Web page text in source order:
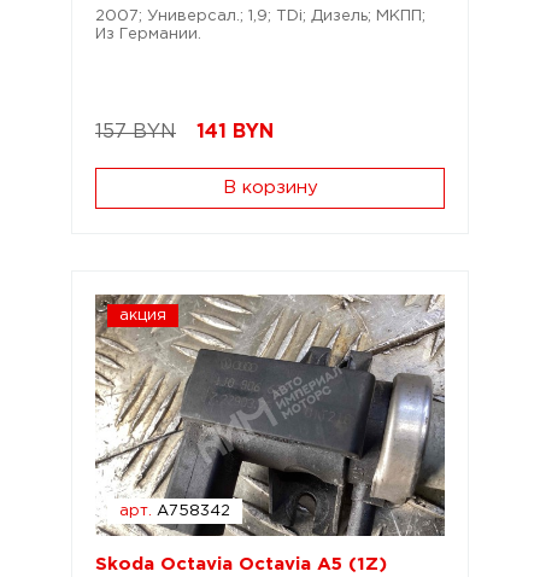
2007; Универсал.; 1,9; TDi; Дизель; МКПП;
Из Германии.
157 BYN 141 BYN
В корзину
акция
арт. A758342
Skoda Octavia Octavia A5 (1Z)